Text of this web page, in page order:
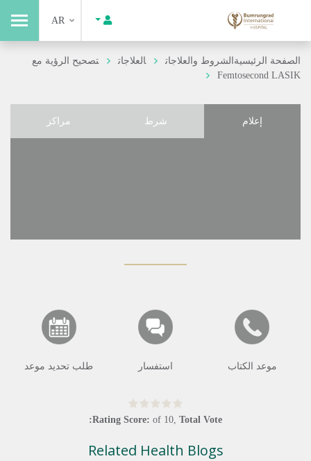
AR
الصفحة الرئيسيةالشروط والعلاجات العلاجات
تصحيح الرؤية مع
Femtosecond LASIK
إعلام شرط مراكز
موعد الكتاب استفسار طلب تحديد موعد
Rating Score: of 10, Total Vote:
Related Health Blogs